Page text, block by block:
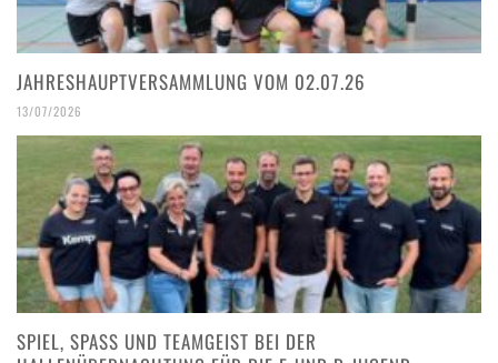
JAHRESHAUPTVERSAMMLUNG VOM 02.07.26
13/07/2026
SPIEL, SPASS UND TEAMGEIST BEI DER H